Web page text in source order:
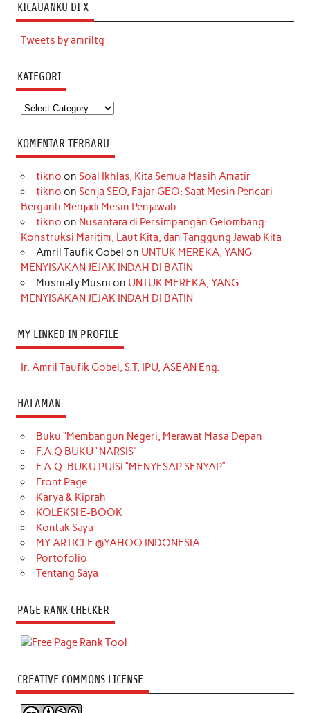
KICAUANKU DI X
Tweets by amriltg
KATEGORI
Kategori
KOMENTAR TERBARU
tikno on Soal Ikhlas, Kita Semua Masih Amatir
tikno on Senja SEO, Fajar GEO: Saat Mesin Pencari
Berganti Menjadi Mesin Penjawab
tikno on Nusantara di Persimpangan Gelombang:
Konstruksi Maritim, Laut Kita, dan Tanggung Jawab Kita
Amril Taufik Gobel on UNTUK MEREKA, YANG
MENYISAKAN JEJAK INDAH DI BATIN
Musniaty Musni on UNTUK MEREKA, YANG
MENYISAKAN JEJAK INDAH DI BATIN
MY LINKED IN PROFILE
Ir. Amril Taufik Gobel, S.T, IPU, ASEAN Eng.
HALAMAN
Buku “Membangun Negeri, Merawat Masa Depan
F.A.Q BUKU “NARSIS”
F.A.Q. BUKU PUISI “MENYESAP SENYAP”
Front Page
Karya & Kiprah
KOLEKSI E-BOOK
Kontak Saya
MY ARTICLE @YAHOO INDONESIA
Portofolio
Tentang Saya
PAGE RANK CHECKER
CREATIVE COMMONS LICENSE